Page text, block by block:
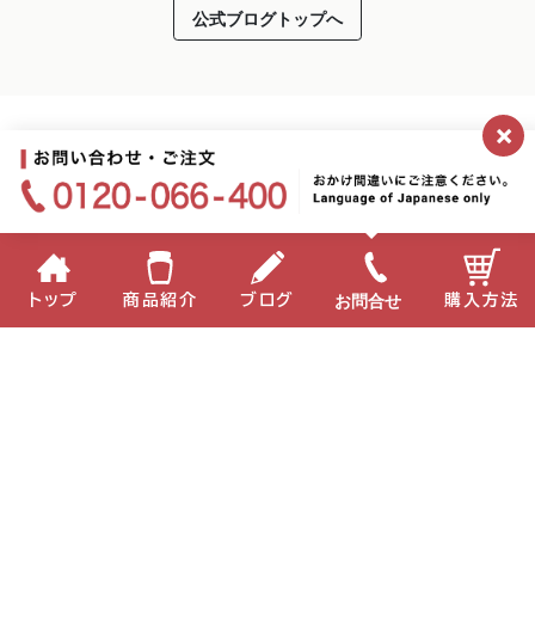
新CM本日より放映開始！＆バレーボー
公式ブログトップへ
×
トップ 商品紹介 ブログ お問合せ 購入方法